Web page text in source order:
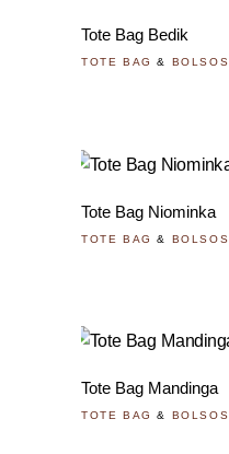
Tote Bag Bedik
TOTE BAG & BOLSOS
Tote Bag Niominka
TOTE BAG & BOLSOS
Tote Bag Mandinga
TOTE BAG & BOLSOS